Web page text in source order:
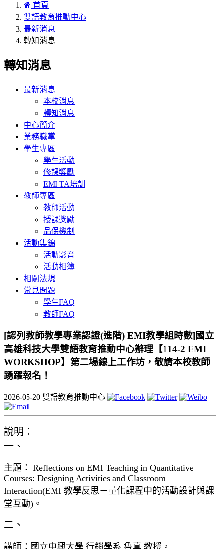
首頁
雙語教育推動中心
最新消息
轉知消息
轉知消息
最新消息
本校消息
轉知消息
中心簡介
業務職掌
學生專區
學生活動
修課獎勵
EMI TA培訓
教師專區
教師活動
授課獎勵
品保機制
活動集錦
活動影音
活動相簿
相關法規
常見問題
學生FAQ
教師FAQ
[認列教師教學專業認證(進階) EMI教學組時數]國立
高雄科技大學雙語教育推動中心辦理【114-2 EMI
WORKSHOP】第二場線上工作坊，敬請本校教師
踴躍報名！
2026-05-20 雙語教育推動中心
說明：
一、
主題： Reflections on EMI Teaching in Quantitative
Courses: Designing Activities and Classroom
Interaction(EMI 教學反思－量化課程中的活動設計與課
堂互動)。
二、
講師：國立中興大學 行銷學系 魯真 教授。